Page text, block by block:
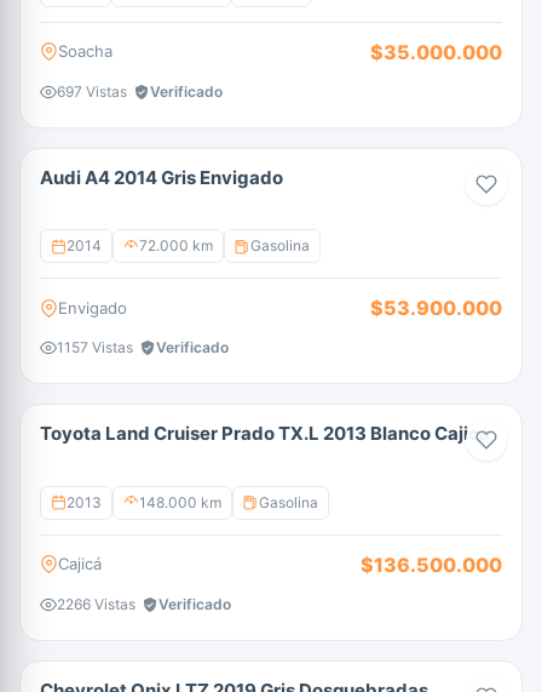
Soacha $35.000.000
697 Vistas Verificado
Audi A4 2014 Gris Envigado
2014 72.000 km Gasolina
Envigado $53.900.000
1157 Vistas Verificado
Toyota Land Cruiser Prado TX.L 2013 Blanco Cajicá
2013 148.000 km Gasolina
Cajicá $136.500.000
2266 Vistas Verificado